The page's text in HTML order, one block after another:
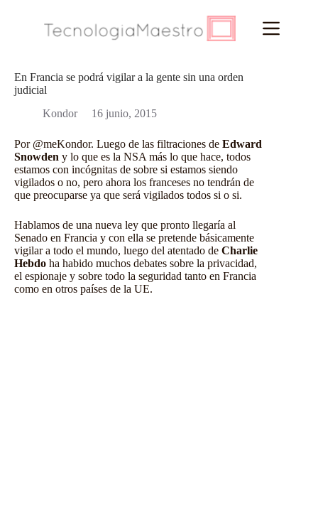
En Francia se podrá vigilar a la gente sin una orden
judicial
Kondor
16 junio, 2015
Por @meKondor. Luego de las filtraciones de Edward
Snowden y lo que es la NSA más lo que hace, todos
estamos con incógnitas de sobre si estamos siendo
vigilados o no, pero ahora los franceses no tendrán de
que preocuparse ya que será vigilados todos si o si.
Hablamos de una nueva ley que pronto llegaría al
Senado en Francia y con ella se pretende básicamente
vigilar a todo el mundo, luego del atentado de Charlie
Hebdo ha habido muchos debates sobre la privacidad,
el espionaje y sobre todo la seguridad tanto en Francia
como en otros países de la UE.